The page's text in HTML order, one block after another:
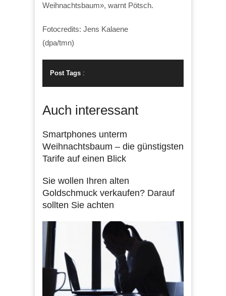
Weihnachtsbaum», warnt Pötsch.
Fotocredits: Jens Kalaene
(dpa/tmn)
Post Tags :
Auch interessant
Smartphones unterm
Weihnachtsbaum – die günstigsten
Tarife auf einen Blick
Sie wollen Ihren alten
Goldschmuck verkaufen? Darauf
sollten Sie achten